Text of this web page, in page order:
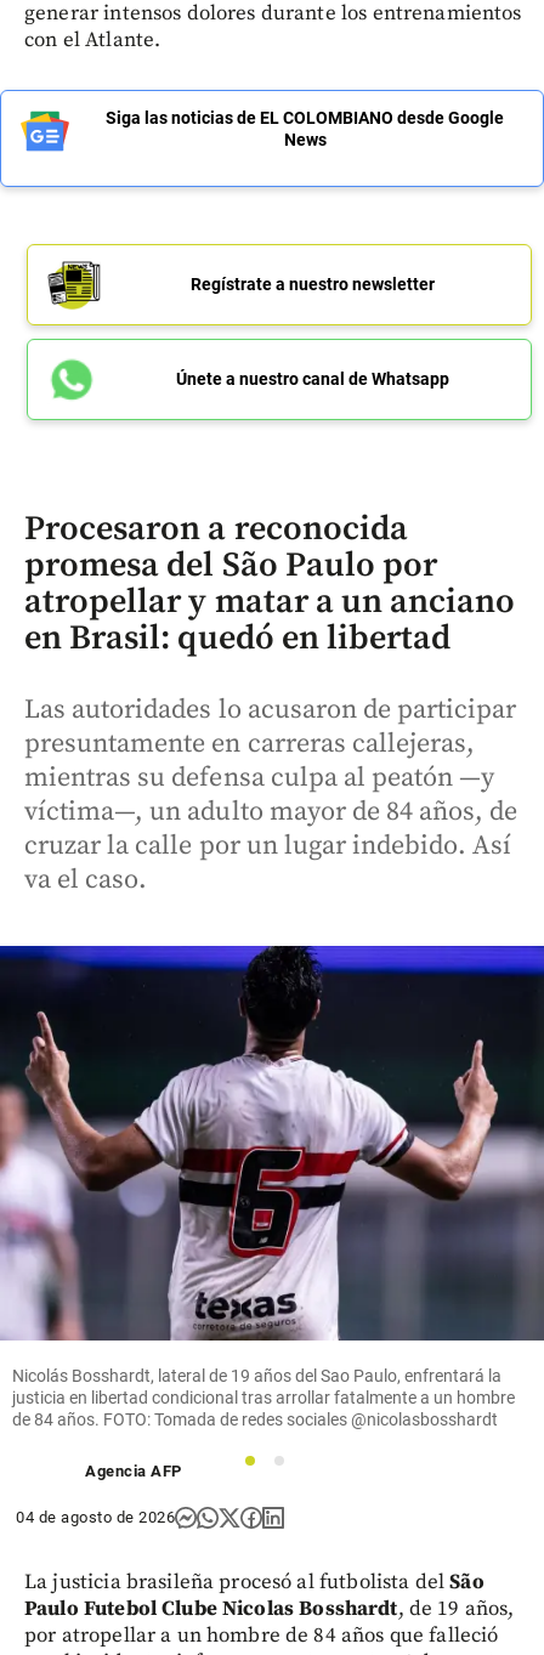
generar intensos dolores durante los entrenamientos
con el Atlante.
Siga las noticias de EL COLOMBIANO desde Google
News
Regístrate a nuestro newsletter
Únete a nuestro canal de Whatsapp
Procesaron a reconocida
promesa del São Paulo por
atropellar y matar a un anciano
en Brasil: quedó en libertad
Las autoridades lo acusaron de participar
presuntamente en carreras callejeras,
mientras su defensa culpa al peatón —y
víctima—, un adulto mayor de 84 años, de
cruzar la calle por un lugar indebido. Así
va el caso.
Nicolás Bosshardt, lateral de 19 años del Sao Paulo, enfrentará la
justicia en libertad condicional tras arrollar fatalmente a un hombre
de 84 años. FOTO: Tomada de redes sociales @nicolasbosshardt
1 2
Agencia AFP
04 de agosto de 2026
La justicia brasileña procesó al futbolista delSão
Paulo Futebol ClubeNicolas Bosshardt, de 19 años,
por atropellar a un hombre de 84 años que falleció